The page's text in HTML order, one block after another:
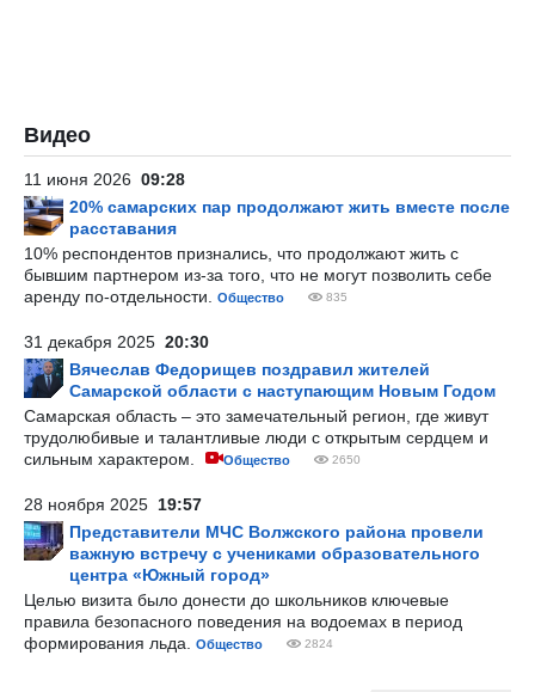
Видео
11 июня 2026 09:28
20% самарских пар продолжают жить вместе после
расставания
10% респондентов признались, что продолжают жить с
бывшим партнером из-за того, что не могут позволить себе
аренду по-отдельности.
Общество 835
31 декабря 2025 20:30
Вячеслав Федорищев поздравил жителей
Самарской области с наступающим Новым Годом
Самарская область – это замечательный регион, где живут
трудолюбивые и талантливые люди с открытым сердцем и
сильным характером.
Общество 2650
28 ноября 2025 19:57
Представители МЧС Волжского района провели
важную встречу с учениками образовательного
центра «Южный город»
Целью визита было донести до школьников ключевые
правила безопасного поведения на водоемах в период
формирования льда.
Общество 2824